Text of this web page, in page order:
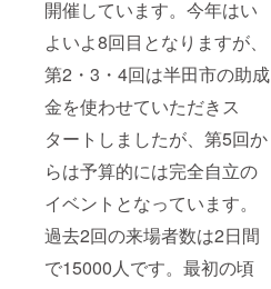
開催しています。今年はい
よいよ8回目となりますが、
第2・3・4回は半田市の助成
金を使わせていただきス
タートしましたが、第5回か
らは予算的には完全自立の
イベントとなっています。
過去2回の来場者数は2日間
で15000人です。最初の頃